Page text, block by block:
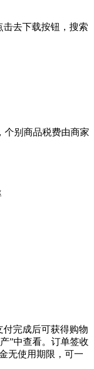
击去下载按钮，搜索
个别商品税费由商家
付完成后可获得购物
”中查看。订单签收
无使用期限，可一